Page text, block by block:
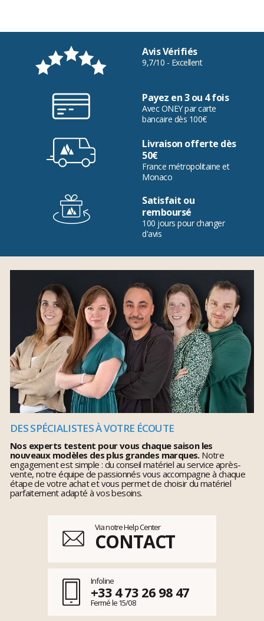
Avis Vérifiés
9,7/10 - Excellent
Payez en 3 ou 4 fois
Avec ONEY par carte
bancaire dès 100€
Livraison offerte dès
50€
France métropolitaine et
Monaco
Satisfait ou
remboursé
100 jours pour changer
d'avis
DES SPÉCIALISTES À VOTRE ÉCOUTE
Nos experts testent pour vous chaque saison les
nouveaux modèles des plus grandes marques.Notre
engagement est simple : du conseil matériel au service après-
vente, notre équipe de passionnés vous accompagne à chaque
étape de votre achat et vous permet de choisir du matériel
parfaitement adapté à vos besoins.
Via notre Help Center
CONTACT
Infoline
+33 4 73 26 98 47
Fermé le 15/08